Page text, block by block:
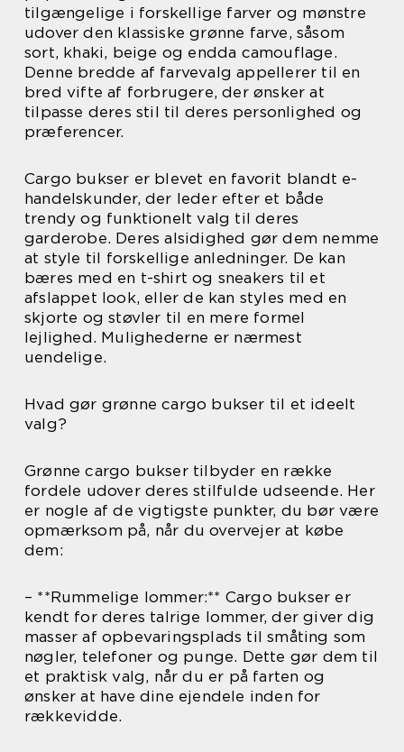
tilgængelige i forskellige farver og mønstre
udover den klassiske grønne farve, såsom
sort, khaki, beige og endda camouflage.
Denne bredde af farvevalg appellerer til en
bred vifte af forbrugere, der ønsker at
tilpasse deres stil til deres personlighed og
præferencer.
Cargo bukser er blevet en favorit blandt e-
handelskunder, der leder efter et både
trendy og funktionelt valg til deres
garderobe. Deres alsidighed gør dem nemme
at style til forskellige anledninger. De kan
bæres med en t-shirt og sneakers til et
afslappet look, eller de kan styles med en
skjorte og støvler til en mere formel
lejlighed. Mulighederne er nærmest
uendelige.
Hvad gør grønne cargo bukser til et ideelt
valg?
Grønne cargo bukser tilbyder en række
fordele udover deres stilfulde udseende. Her
er nogle af de vigtigste punkter, du bør være
opmærksom på, når du overvejer at købe
dem:
– **Rummelige lommer:** Cargo bukser er
kendt for deres talrige lommer, der giver dig
masser af opbevaringsplads til småting som
nøgler, telefoner og punge. Dette gør dem til
et praktisk valg, når du er på farten og
ønsker at have dine ejendele inden for
rækkevidde.